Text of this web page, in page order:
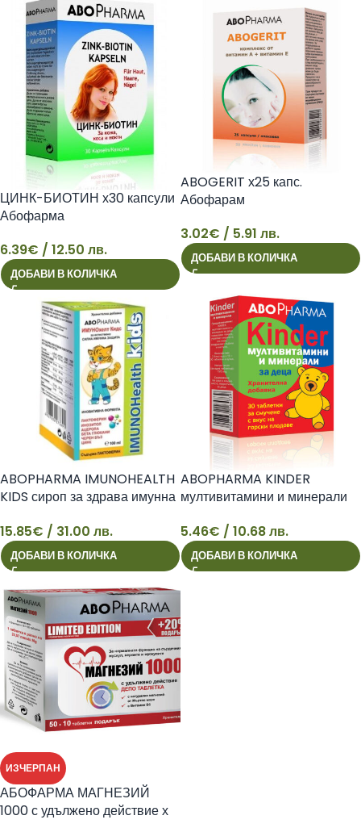
6
ЦИНК-БИОТИН х30 капсули
Абофарма
6.39€ / 12.50 лв.
ДОБАВИ В КОЛИЧКА
3
ABOGERIT х25 капс.
Абофарам
3.02€ / 5.91 лв.
ДОБАВИ В КОЛИЧКА
15
ABOPHARMA IMUNOHEALTH
KIDS сироп за здрава имунна
15.85€ / 31.00 лв.
ДОБАВИ В КОЛИЧКА
5
ABOPHARMA KINDER
мултивитамини и минерали
5.46€ / 10.68 лв.
ДОБАВИ В КОЛИЧКА
ИЗЧЕРПАН
АБОФАРМА МАГНЕЗИЙ
1000 с удължено действие х